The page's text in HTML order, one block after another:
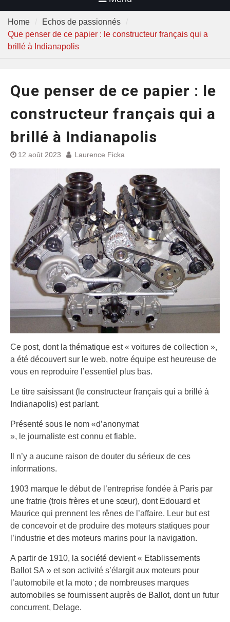
Home
Echos de passionnés
Que penser de ce papier : le constructeur français qui a
brillé à Indianapolis
Que penser de ce papier : le
constructeur français qui a
brillé à Indianapolis
12 août 2023 Laurence Ficka
Ce post, dont la thématique est « voitures de collection »,
a été découvert sur le web, notre équipe est heureuse de
vous en reproduire l’essentiel plus bas.
Le titre saisissant (le constructeur français qui a brillé à
Indianapolis) est parlant.
Présenté sous le nom «d’anonymat
», le journaliste est connu et fiable.
Il n’y a aucune raison de douter du sérieux de ces
informations.
1903 marque le début de l’entreprise fondée à Paris par
une fratrie (trois frères et une sœur), dont Edouard et
Maurice qui prennent les rênes de l’affaire. Leur but est
de concevoir et de produire des moteurs statiques pour
l’industrie et des moteurs marins pour la navigation.
A partir de 1910, la société devient « Etablissements
Ballot SA » et son activité s’élargit aux moteurs pour
l’automobile et la moto ; de nombreuses marques
automobiles se fournissent auprès de Ballot, dont un futur
concurrent, Delage.